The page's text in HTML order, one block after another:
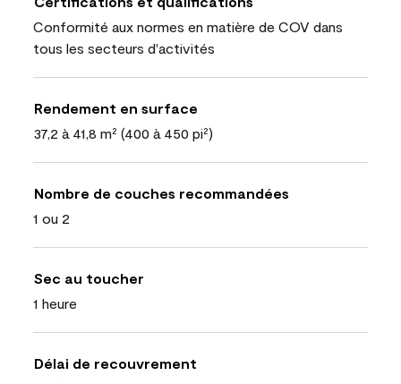
Conformité aux normes en matière de COV dans
tous les secteurs d'activités
Rendement en surface
37,2 à 41,8 m² (400 à 450 pi²)
Nombre de couches recommandées
1 ou 2
Sec au toucher
1 heure
Délai de recouvrement